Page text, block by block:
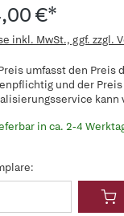
€*
inkl. MwSt., ggf. zzgl.
umfasst den Preis
und der
kann
in ca. 2-4